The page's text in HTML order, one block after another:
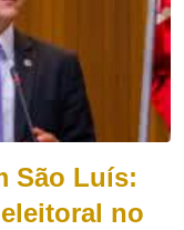
São Luís:
no